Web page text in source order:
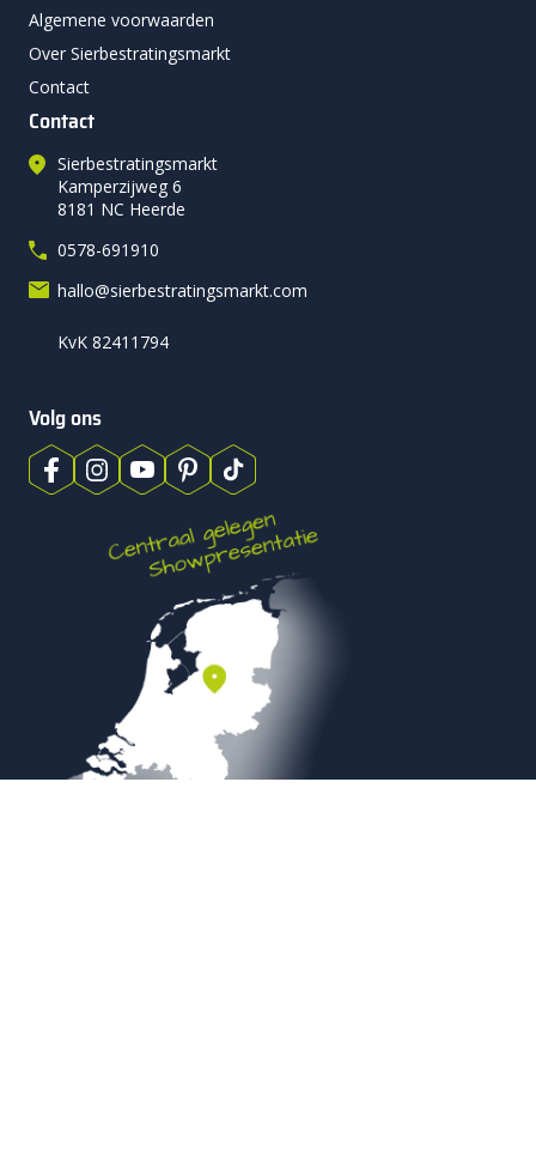
Algemene voorwaarden
Over Sierbestratingsmarkt
Contact
Contact
Sierbestratingsmarkt
Kamperzijweg 6
8181 NC Heerde
0578-691910
hallo@sierbestratingsmarkt.com
KvK 82411794
Volg ons